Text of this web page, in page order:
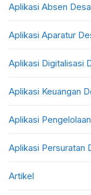
Aplikasi Absen Desa
Aplikasi Aparatur
Aplikasi Digitalisasi
Aplikasi Keuangan
Aplikasi
Aplikasi Persuratan
Artikel